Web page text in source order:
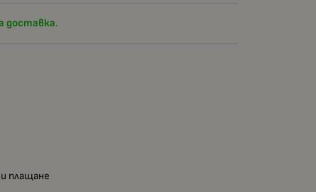
доставка.
плащане